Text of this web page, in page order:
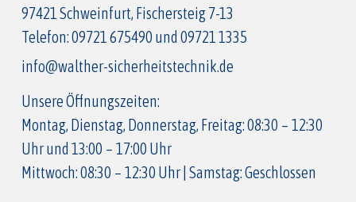
97421 Schweinfurt, Fischersteig 7-13
Telefon:09721 675490 und 09721 1335
info@walther-sicherheitstechnik.de
Unsere Öffnungszeiten:
Montag, Dienstag, Donnerstag, Freitag: 08:30 – 12:30
Uhr und 13:00 – 17:00 Uhr
Mittwoch: 08:30 – 12:30 Uhr | Samstag: Geschlossen